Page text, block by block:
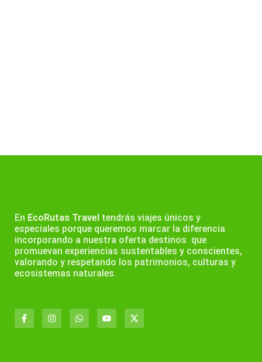
En EcoRutas Travel tendrás viajes únicos y
especiales porque queremos marcar la diferencia
incorporando a nuestra oferta destinos que
promuevan experiencias sustentables y conscientes,
valorando y respetando los patrimonios, culturas y
ecosistemas naturales.